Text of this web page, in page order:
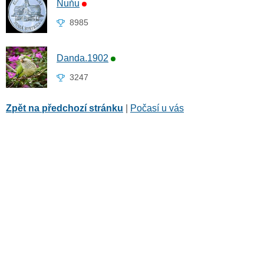
Ňuňu
8985
Danda.1902
3247
Zpět na předchozí stránku Počasí u vás